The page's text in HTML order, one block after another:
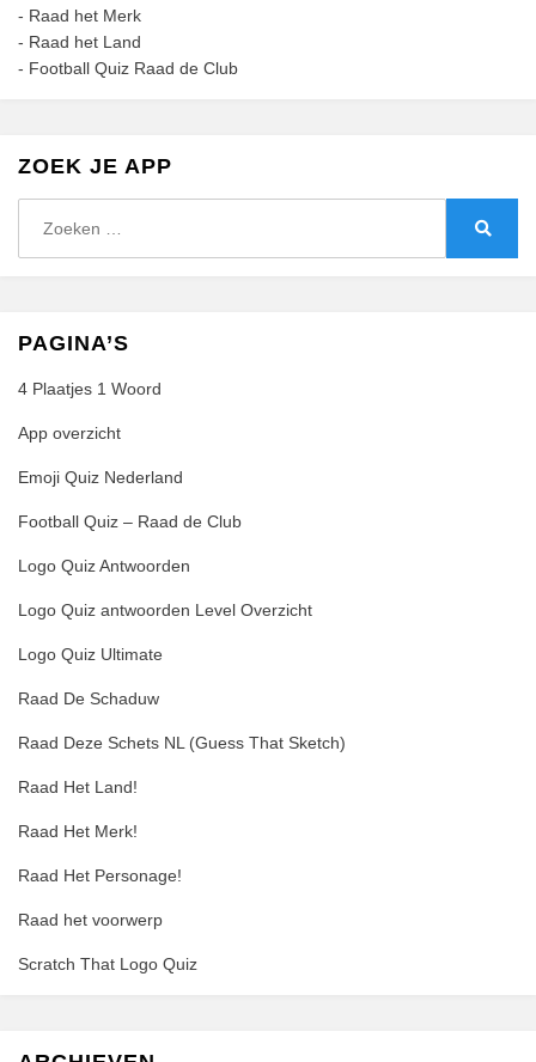
- Raad het Merk
- Raad het Land
- Football Quiz Raad de Club
ZOEK JE APP
naar:
PAGINA’S
4 Plaatjes 1 Woord
App overzicht
Emoji Quiz Nederland
Football Quiz – Raad de Club
Logo Quiz Antwoorden
Logo Quiz antwoorden Level Overzicht
Logo Quiz Ultimate
Raad De Schaduw
Raad Deze Schets NL (Guess That Sketch)
Raad Het Land!
Raad Het Merk!
Raad Het Personage!
Raad het voorwerp
Scratch That Logo Quiz